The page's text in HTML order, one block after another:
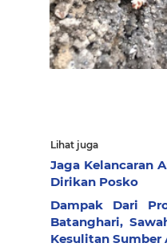
Lihat juga
Jaga Kelancaran
Dirikan Posko
Dampak Dari
Batanghari,
Kesulitan Sumber